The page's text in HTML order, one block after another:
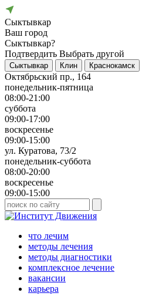
Сыктывкар
Ваш город
Сыктывкар?
Подтвердить Выбрать другой
Сыктывкар Клин Краснокамск
Октябрьский пр., 164
понедельник-пятница
08:00-21:00
суббота
09:00-17:00
воскресенье
09:00-15:00
ул. Куратова, 73/2
понедельник-суббота
08:00-20:00
воскресенье
09:00-15:00
что лечим
методы лечения
методы диагностики
комплексное лечение
вакансии
карьера